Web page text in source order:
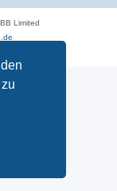
Limited